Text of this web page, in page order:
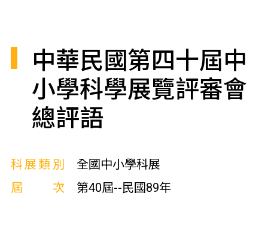
中華民國第四十屆中
小學科學展覽評審會
總評語
科展類別
全國中小學科展
屆次
第40屆--民國89年